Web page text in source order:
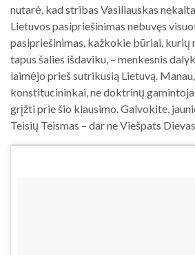
nutarė, kad stribas Vasiliauskas
Lietuvos pasipriešinimas nebuvęs
pasipriešinimas, kažkokie būriai, kurių
tapus šalies išdaviku, – menkesnis
laimėjo prieš sutrikusią Lietuvą.
konstitucininkai, ne doktrinų
grįžti prie šio klausimo. Galvokite,
Teisių Teismas – dar ne Viešpats Dievas.